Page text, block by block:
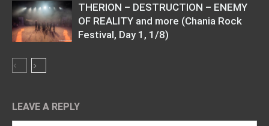
THERION – DESTRUCTION – ENEMY
OF REALITY and more (Chania Rock
Festival, Day 1, 1/8)
LEAVE A REPLY